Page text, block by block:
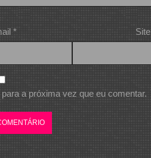
* Site
a próxima vez que eu comentar.